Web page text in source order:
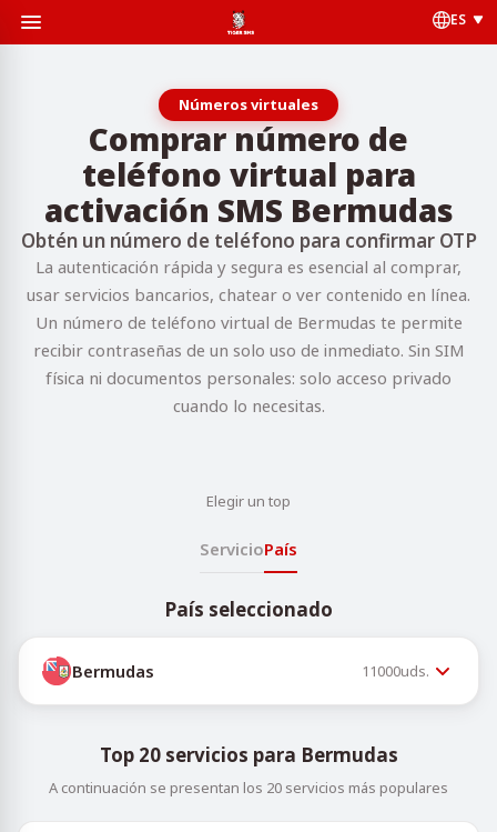
ES
Números virtuales
Comprar número de
teléfono virtual para
activación SMS Bermudas
Obtén un número de teléfono para confirmar OTP
La autenticación rápida y segura es esencial al comprar,
usar servicios bancarios, chatear o ver contenido en línea.
Un número de teléfono virtual de Bermudas te permite
recibir contraseñas de un solo uso de inmediato. Sin SIM
física ni documentos personales: solo acceso privado
cuando lo necesitas.
Elegir un top
ServicioPaís
País seleccionado
Bermudas 11000uds.
Top 20 servicios para Bermudas
A continuación se presentan los 20 servicios más populares